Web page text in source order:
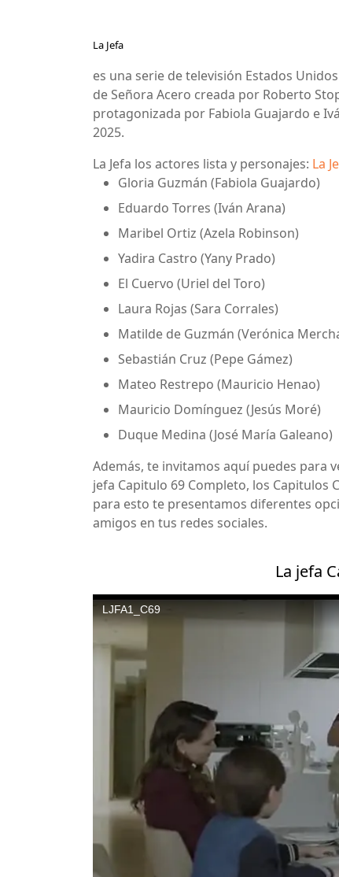
La Jefa
es una serie de televisión Estados
de Señora Acero creada por Roberto
protagonizada por Fabiola Guajardo e
2025.
La Jefa los actores lista y personajes: La
Gloria Guzmán (Fabiola Guajardo)
Eduardo Torres (Iván Arana)
Maribel Ortiz (Azela Robinson)
Yadira Castro (Yany Prado)
El Cuervo (Uriel del Toro)
Laura Rojas (Sara Corrales)
Matilde de Guzmán (Verónica
Sebastián Cruz (Pepe Gámez)
Mateo Restrepo (Mauricio Henao)
Mauricio Domínguez (Jesús Moré)
Duque Medina (José María Galeano)
Además, te invitamos aquí puedes para
jefa Capitulo 69 Completo, los Capitulos
para esto te presentamos diferentes
amigos en tus redes sociales.
La jefa